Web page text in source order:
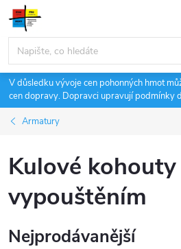
Přejít
obsah
V důsledku vývoje cen pohonných hmot
cen dopravy. Dopravci upravují podmínky
Armatury
Kulové kohouty
vypouštěním
Nejprodávanější